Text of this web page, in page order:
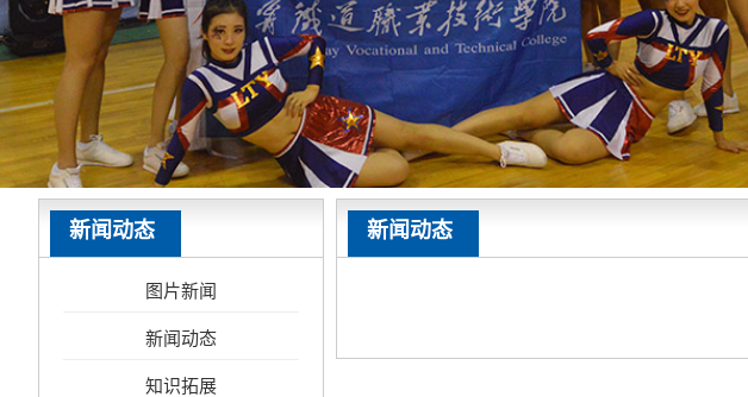
新闻动态
图片新闻
新闻动态
知识拓展
新闻动态